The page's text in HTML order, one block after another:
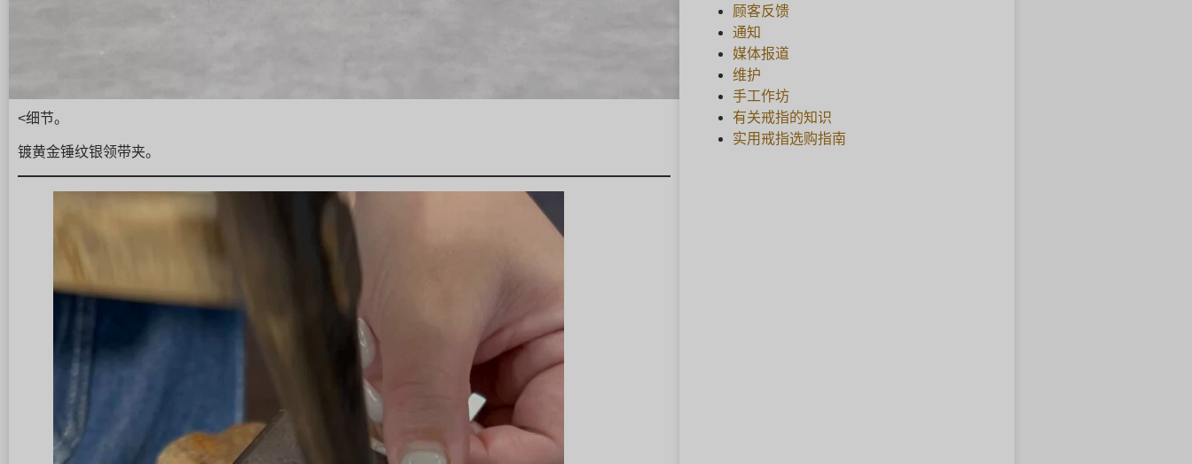
<细节。
镀黄金锤纹银领带夹。
顾客反馈
通知
媒体报道
维护
手工作坊
有关戒指的知识
实用戒指选购指南